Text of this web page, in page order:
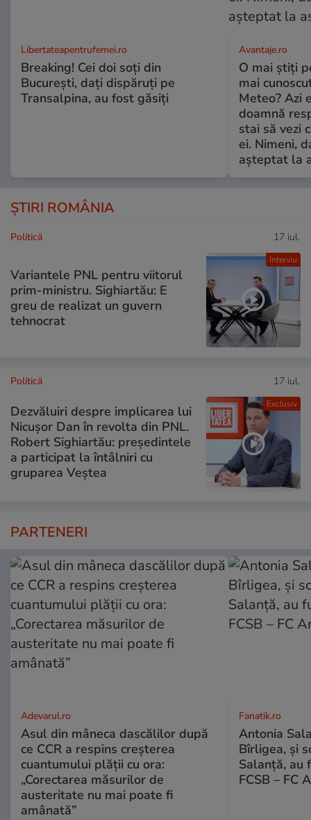
Libertateapentrufemei.ro
Breaking! Cei doi soți din
București, dați dispăruți pe
Transalpina, au fost găsiți
Avantaje.ro
O mai știți
mai
Meteo? Azi
doamnă
stai să vezi
ei. Nimeni,
așteptat la
ȘTIRI ROMÂNIA
Interviu
Politică 17 iul.
Variantele PNL pentru viitorul
prim-ministru. Sighiartău: E
greu de realizat un guvern
tehnocrat
Exclusiv
Politică 17 iul.
Dezvăluiri despre implicarea lui
Nicușor Dan în revolta din PNL.
Robert Sighiartău: președintele
a participat la întâlniri cu
gruparea Veștea
PARTENERI
Adevarul.ro
Asul din mâneca dascălilor după
ce CCR a respins creșterea
cuantumului plății cu ora:
„Corectarea măsurilor de
austeritate nu mai poate fi
amânată”
Fanatik.ro
Antonia
Bîrligea, și
Salanță, au
FCSB – FC